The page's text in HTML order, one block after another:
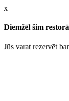
x
Diemžēl šim
Jūs varat rezervēt